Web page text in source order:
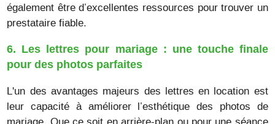
également être d’excellentes ressources pour trouver un
prestataire fiable.
6. Les lettres pour mariage : une touche finale
pour des photos parfaites
L'un des avantages majeurs des lettres en location est
leur capacité à améliorer l’esthétique des photos de